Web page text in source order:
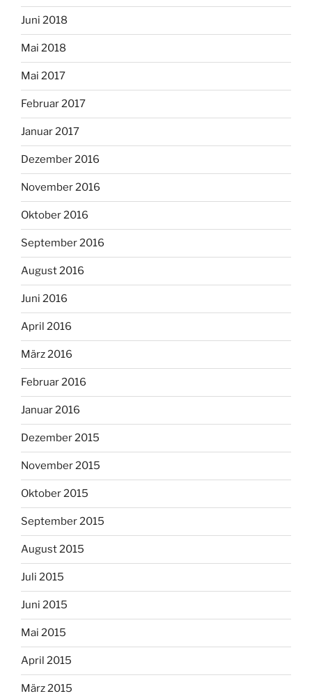
Juni 2018
Mai 2018
Mai 2017
Februar 2017
Januar 2017
Dezember 2016
November 2016
Oktober 2016
September 2016
August 2016
Juni 2016
April 2016
März 2016
Februar 2016
Januar 2016
Dezember 2015
November 2015
Oktober 2015
September 2015
August 2015
Juli 2015
Juni 2015
Mai 2015
April 2015
März 2015